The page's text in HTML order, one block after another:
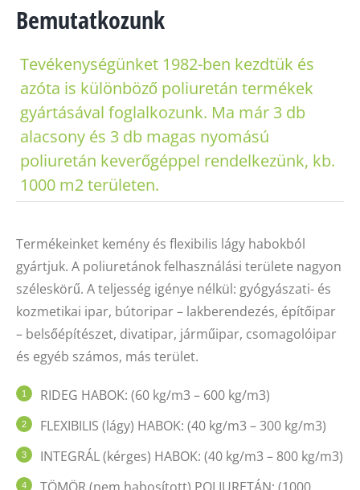
Bemutatkozunk
Tevékenységünket 1982-ben kezdtük és
azóta is különböző poliuretán termékek
gyártásával foglalkozunk. Ma már 3 db
alacsony és 3 db magas nyomású
poliuretán keverőgéppel rendelkezünk, kb.
1000 m2 területen.
Termékeinket kemény és flexibilis lágy habokból
gyártjuk. A poliuretánok felhasználási területe nagyon
széleskörű. A teljesség igénye nélkül: gyógyászati- és
kozmetikai ipar, bútoripar – lakberendezés, építőipar
– belsőépítészet, divatipar, járműipar, csomagolóipar
és egyéb számos, más terület.
RIDEG HABOK: (60 kg/m3 – 600 kg/m3)
FLEXIBILIS (lágy) HABOK: (40 kg/m3 – 300 kg/m3)
INTEGRÁL (kérges) HABOK: (40 kg/m3 – 800 kg/m3)